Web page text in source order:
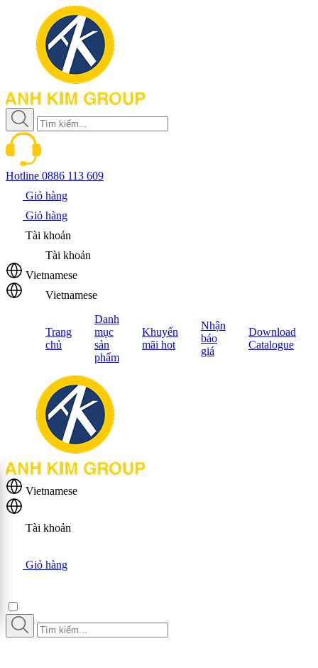
Hotline 0886 113 609
Giỏ hàng
Giỏ hàng
Tài khoản
Tài khoản
Vietnamese
Vietnamese
Trang
chủ
Danh
mục
sản
phẩm
Khuyến
mãi hot
Nhận
báo
giá
Download
Catalogue
Vietnamese
Tài khoản
Giỏ hàng